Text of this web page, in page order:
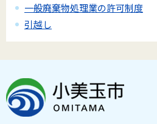
一般廃棄物処理業の許可制度
引越し